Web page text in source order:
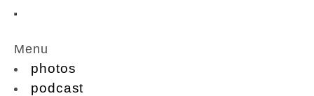
Menu
photos
podcast